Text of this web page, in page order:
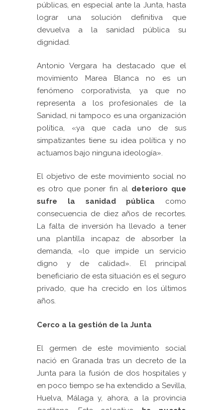
públicas, en especial ante la Junta, hasta
lograr una solución definitiva que
devuelva a la sanidad pública su
dignidad.
Antonio Vergara ha destacado que el
movimiento Marea Blanca no es un
fenómeno corporativista, ya que no
representa a los profesionales de la
Sanidad, ni tampoco es una organización
política, «ya que cada uno de sus
simpatizantes tiene su idea política y no
actuamos bajo ninguna ideología».
El objetivo de este movimiento social no
es otro que poner fin al deterioro que
sufre la sanidad pública como
consecuencia de diez años de recortes.
La falta de inversión ha llevado a tener
una plantilla incapaz de absorber la
demanda, «lo que impide un servicio
digno y de calidad». El principal
beneficiario de esta situación es el seguro
privado, que ha crecido en los últimos
años.
Cerco a la gestión de la Junta
El germen de este movimiento social
nació en Granada tras un decreto de la
Junta para la fusión de dos hospitales y
en poco tiempo se ha extendido a Sevilla,
Huelva, Málaga y, ahora, a la provincia